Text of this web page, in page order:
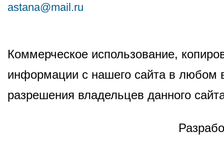
astana@mail.ru
Коммерческое использование,
информации с нашего сайта в любом
разрешения владельцев данного